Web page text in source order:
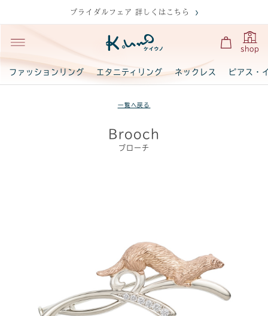
ブライダルフェア 詳しくはこちら
shop
ファッションリング エタニティリング ネックレス ピアス・
一覧へ戻る
Brooch
ブローチ